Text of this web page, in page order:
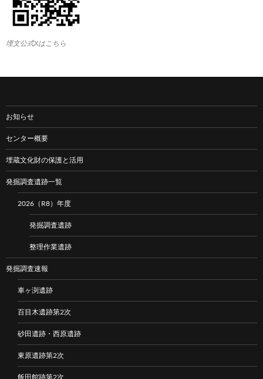
埋文公式Xはこちら
お知らせ
センター概要
埋蔵文化財の保護と活用
発掘調査遺跡一覧
2026（R8）年度
発掘調査遺跡
整理作業遺跡
発掘調査速報
車ヶ渕遺跡
百目木遺跡第2次
砂田遺跡・西原遺跡
東原遺跡第2次
飯田館跡第2次